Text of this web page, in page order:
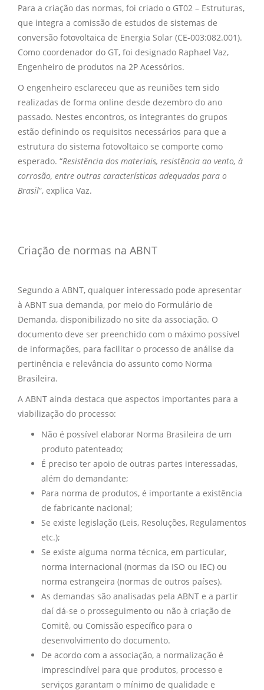
Para a criação das normas, foi criado o GT02 – Estruturas,
que integra a comissão de estudos de sistemas de
conversão fotovoltaica de Energia Solar (CE-003:082.001).
Como coordenador do GT, foi designado Raphael Vaz,
Engenheiro de produtos na 2P Acessórios.
O engenheiro esclareceu que as reuniões tem sido
realizadas de forma online desde dezembro do ano
passado. Nestes encontros, os integrantes do grupos
estão definindo os requisitos necessários para que a
estrutura do sistema fotovoltaico se comporte como
esperado. “Resistência dos materiais, resistência ao vento, à
corrosão, entre outras características adequadas para o
Brasil”, explica Vaz.
Criação de normas na ABNT
Segundo a ABNT, qualquer interessado pode apresentar
à ABNT sua demanda, por meio do Formulário de
Demanda, disponibilizado no site da associação. O
documento deve ser preenchido com o máximo possível
de informações, para facilitar o processo de análise da
pertinência e relevância do assunto como Norma
Brasileira.
A ABNT ainda destaca que aspectos importantes para a
viabilização do processo:
Não é possível elaborar Norma Brasileira de um
produto patenteado;
É preciso ter apoio de outras partes interessadas,
além do demandante;
Para norma de produtos, é importante a existência
de fabricante nacional;
Se existe legislação (Leis, Resoluções, Regulamentos
etc.);
Se existe alguma norma técnica, em particular,
norma internacional (normas da ISO ou IEC) ou
norma estrangeira (normas de outros países).
As demandas são analisadas pela ABNT e a partir
daí dá-se o prosseguimento ou não à criação de
Comitê, ou Comissão específico para o
desenvolvimento do documento.
De acordo com a associação, a normalização é
imprescindível para que produtos, processo e
serviços garantam o mínimo de qualidade e